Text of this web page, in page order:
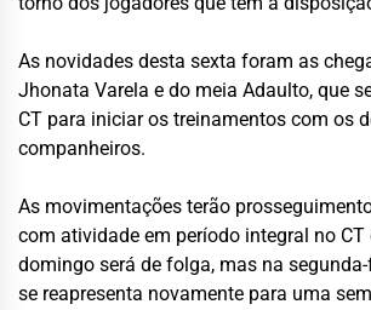
As novidades desta sexta foram as
Jhonata Varela e do meia Adaulto, que
CT para iniciar os treinamentos com os
companheiros.
As movimentações terão
com atividade em período integral no CT
domingo será de folga, mas na
se reapresenta novamente para uma